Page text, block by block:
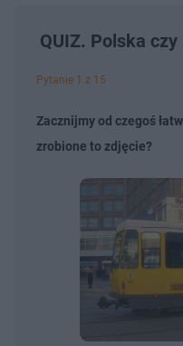
QUIZ. Polska czy
Pytanie 1 z 15
Zacznijmy od czegoś
zrobione to zdjęcie?